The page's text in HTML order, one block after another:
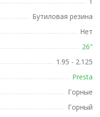
Бутиловая резина
Нет
26"
1.95 - 2.125
Presta
Горные
Горный